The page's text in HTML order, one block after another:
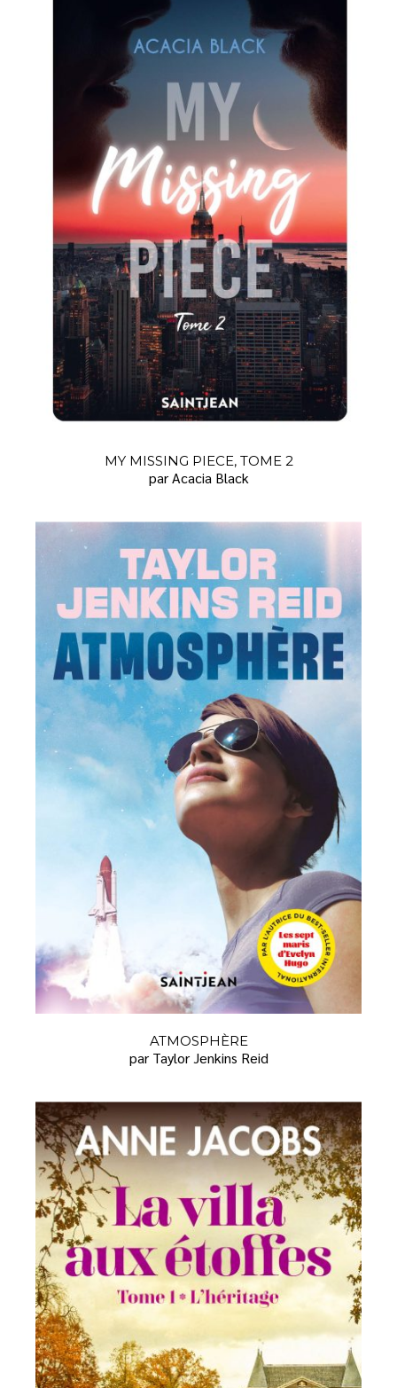
MY MISSING PIECE, TOME 2
par Acacia Black
ATMOSPHÈRE
par Taylor Jenkins Reid